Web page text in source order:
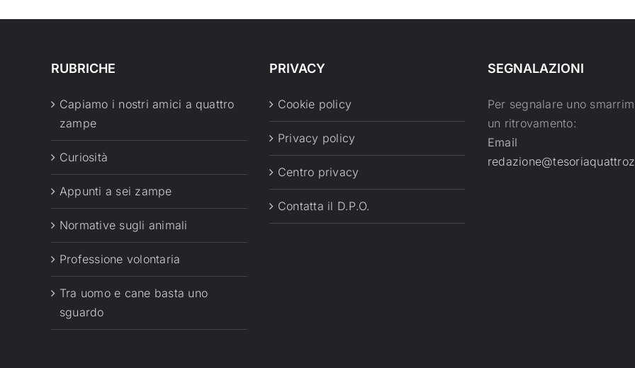
RUBRICHE
Capiamo i nostri amici a quattro
zampe
Curiosità
Appunti a sei zampe
Normative sugli animali
Professione volontaria
Tra uomo e cane basta uno
sguardo
PRIVACY
Cookie policy
Privacy policy
Centro privacy
Contatta il D.P.O.
SEGNALAZIONI
Per segnalare uno
un ritrovamento:
Email